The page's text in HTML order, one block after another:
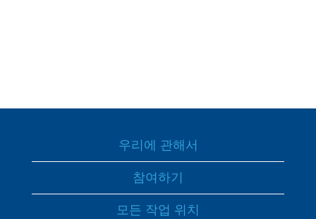
우리에 관해서
참여하기
모든 작업 위치